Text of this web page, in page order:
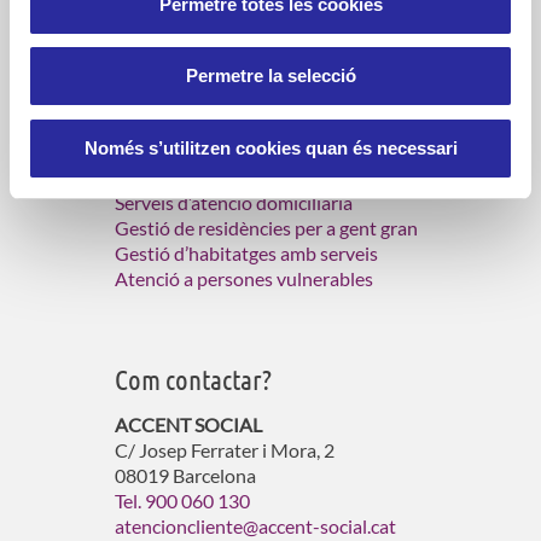
Permetre la selecció
Només s’utilitzen cookies quan és necessari
residències, centres de dia i
habitatges amb serveis per a les
Què fem?
Serveis d’atenció domiciliària
Gestió de residències per a gent gran
Gestió d’habitatges amb serveis
Atenció a persones vulnerables
Com contactar?
ACCENT SOCIAL
C/ Josep Ferrater i Mora, 2
08019 Barcelona
Tel. 900 060 130
atencioncliente@accent-social.cat